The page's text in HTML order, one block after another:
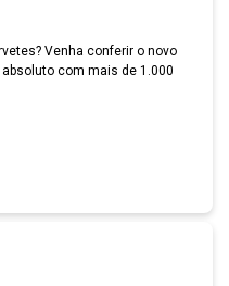
Venha conferir o novo
com mais de 1.000